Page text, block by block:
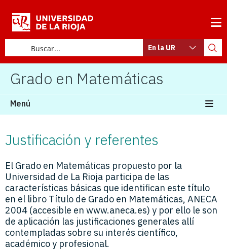
En la UR
Grado en Matemáticas
Menú
Justificación y referentes
El Grado en Matemáticas propuesto por la
Universidad de La Rioja participa de las
características básicas que identifican este título
en el libro Título de Grado en Matemáticas, ANECA
2004 (accesible en www.aneca.es) y por ello le son
de aplicación las justificaciones generales allí
contempladas sobre su interés científico,
académico y profesional.